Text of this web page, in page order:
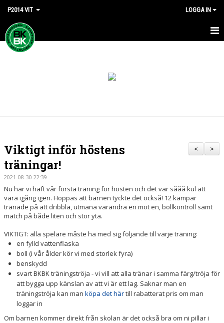
P2014 VIT LOGGA IN
HEM
BILDGALLERI
DOKUMENT
KONTAKT
>
<
Viktigt inför höstens
träningar!
2021-08-30 22:39
Nu har vi haft vår första träning för hösten och det var sååå kul att
vara igång igen. Hoppas att barnen tyckte det också! 12 kämpar
tränade på att dribbla, utmana varandra en mot en, bollkontroll samt
match på både liten och stor yta.
VIKTIGT: alla spelare måste ha med sig följande till varje träning:
en fylld vattenflaska
boll (i vår ålder kör vi med storlek fyra)
benskydd
svart BKBK träningströja - vi vill att alla tränar i samma färg/tröja för
att bygga upp känslan av att vi är ett lag. Saknar man en
träningströja kan man köpa det härtill rabatterat pris om man
loggar in
Om barnen kommer direkt från skolan är det också bra om ni pillar i